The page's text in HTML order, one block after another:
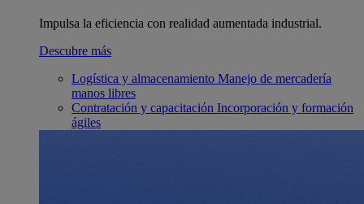
Impulsa la eficiencia con realidad aumentada industrial.
Descubre más
Logística y almacenamiento Manejo de mercadería
manos libres
Contratación y capacitación Incorporación y formación
ágiles